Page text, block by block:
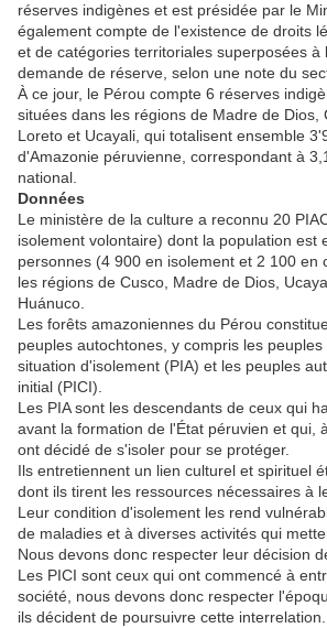
réserves indigènes et est présidée par le
également compte de l'existence de droits
et de catégories territoriales superposées à
demande de réserve, selon une note du
À ce jour, le Pérou compte 6 réserves
situées dans les régions de Madre de Dios,
Loreto et Ucayali, qui totalisent ensemble
d'Amazonie péruvienne, correspondant à
national.
Données
Le ministère de la culture a reconnu 20
isolement volontaire) dont la population est
personnes (4 900 en isolement et 2 100 en
les régions de Cusco, Madre de Dios,
Huánuco.
Les forêts amazoniennes du Pérou
peuples autochtones, y compris les
situation d'isolement (PIA) et les peuples
initial (PICI).
Les PIA sont les descendants de ceux qui
avant la formation de l'État péruvien et qui,
ont décidé de s'isoler pour se protéger.
Ils entretiennent un lien culturel et spirituel
dont ils tirent les ressources nécessaires à
Leur condition d'isolement les rend
de maladies et à diverses activités qui
Nous devons donc respecter leur décision
Les PICI sont ceux qui ont commencé à
société, nous devons donc respecter
ils décident de poursuivre cette interrelation.